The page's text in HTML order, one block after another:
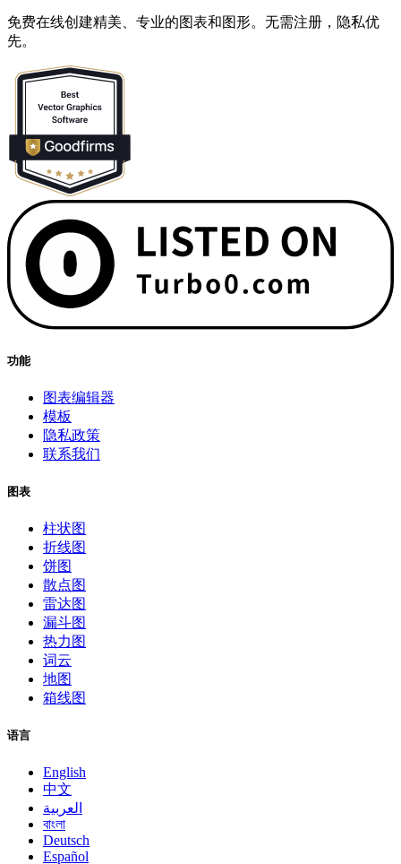
免费在线创建精美、专业的图表和图形。无需注册，隐私优
先。
功能
图表编辑器
模板
隐私政策
联系我们
图表
柱状图
折线图
饼图
散点图
雷达图
漏斗图
热力图
词云
地图
箱线图
语言
English
中文
العربية
বাংলা
Deutsch
Español